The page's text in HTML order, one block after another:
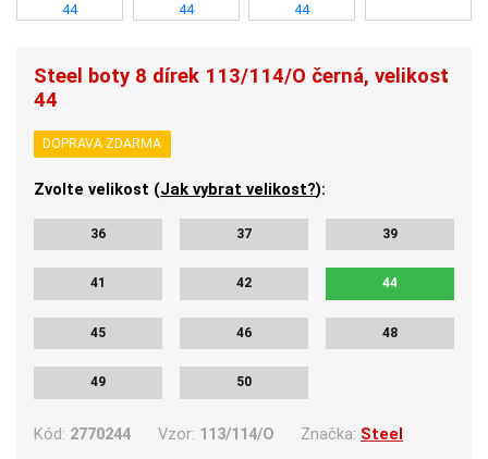
Steel boty 8 dírek 113/114/O černá, velikost
44
DOPRAVA ZDARMA
Zvolte velikost (Jak vybrat velikost?):
36 37 39
41 42 44
45 46 48
49 50
Kód: 2770244 Vzor: 113/114/O Značka: Steel